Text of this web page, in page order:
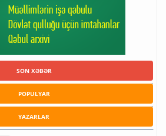
SON XƏBƏR
POPULYAR
YAZARLAR